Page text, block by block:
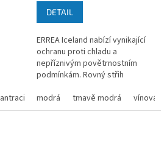
antracitová
DETAIL
ERREA Iceland nabízí vynikající
ochranu proti chladu a
nepříznivým povětrnostním
podmínkám. Rovný střih
Fleecová vnitřní strana +...
modrá tmavě modrá vínová